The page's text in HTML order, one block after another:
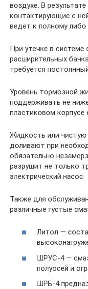
воздухе. В
контактирующие с
ведет к полному либо
При утечке в системе
расширительных
требуется
Уровень тормозной
поддерживать не
пластиковом корпусе
Жидкость или
доливают при
обязательно
разрушит не только
электрический насос.
Также для
различные густые
Литол —
ШРУС-4 —
полуосей и
ШРБ-4